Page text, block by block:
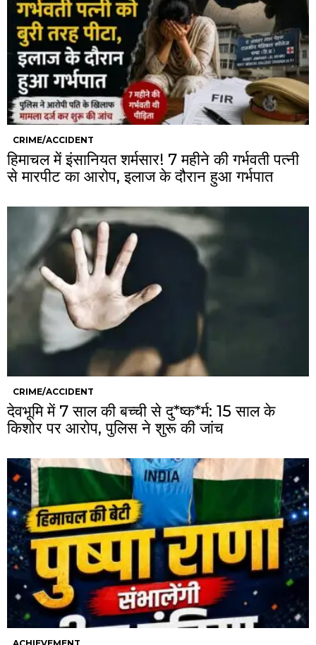
CRIME/ACCIDENT
हिमाचल में इंसानियत शर्मसार! 7 महीने की गर्भवती पत्नी
से मारपीट का आरोप, इलाज के दौरान हुआ गर्भपात
CRIME/ACCIDENT
देवभूमि में 7 साल की बच्ची से दु*ष्क*र्म: 15 साल के
किशोर पर आरोप, पुलिस ने शुरू की जांच